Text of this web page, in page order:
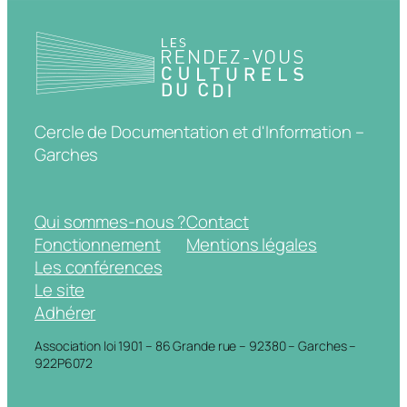
Cercle de Documentation et d'Information –
Garches
Qui sommes-nous ?
Fonctionnement
Les conférences
Le site
Adhérer
Contact
Mentions légales
Association loi 1901 – 86 Grande rue – 92380 – Garches –
922P6072